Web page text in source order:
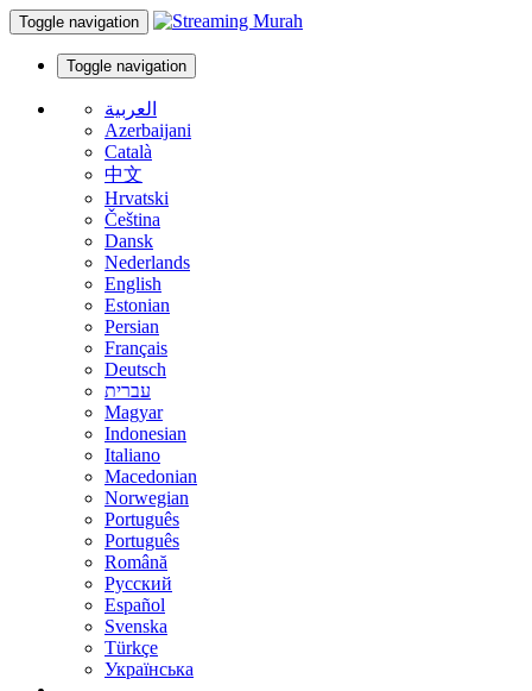
Toggle navigation
Toggle navigation
العربية
Azerbaijani
Català
中文
Hrvatski
Čeština
Dansk
Nederlands
English
Estonian
Persian
Français
Deutsch
עברית
Magyar
Indonesian
Italiano
Macedonian
Norwegian
Português
Português
Română
Русский
Español
Svenska
Türkçe
Українська